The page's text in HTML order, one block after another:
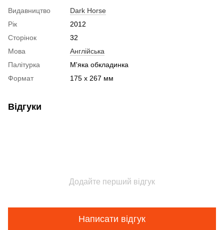
Видавництво
Dark Horse
Рік
2012
Сторінок
32
Мова
Англійська
Палітурка
М'яка обкладинка
Формат
175 x 267 мм
Відгуки
Додайте перший відгук
Написати відгук